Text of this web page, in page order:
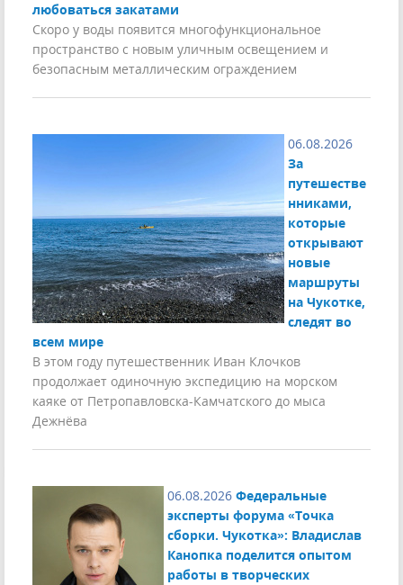
любоваться закатами
Скоро у воды появится многофункциональное
пространство с новым уличным освещением и
безопасным металлическим ограждением
06.08.2026
За
путешестве
нниками,
которые
открывают
новые
маршруты
на Чукотке,
следят во
всем мире
В этом году путешественник Иван Клочков
продолжает одиночную экспедицию на морском
каяке от Петропавловска-Камчатского до мыса
Дежнёва
06.08.2026 Федеральные
эксперты форума «Точка
сборки. Чукотка»: Владислав
Канопка поделится опытом
работы в творческих